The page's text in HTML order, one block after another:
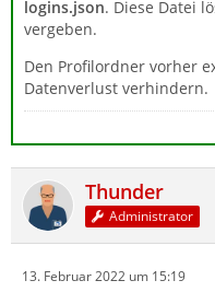
logins.json. Diese Datei
vergeben.
Den Profilordner vorher
Datenverlust verhindern.
Thunder
Administrator
13. Februar 2022 um 15:19